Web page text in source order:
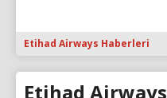
Etihad Airways Haberleri
Etihad Airways